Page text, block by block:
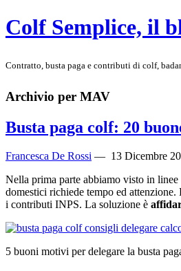
Colf Semplice, il
Contratto, busta paga e contributi di colf,
Archivio per MAV
Busta paga colf: 20
Francesca De Rossi — 13 Dicembre
Nella prima parte abbiamo visto in
domestici richiede tempo ed
i contributi INPS. La soluzione è
5 buoni motivi per delegare la busta